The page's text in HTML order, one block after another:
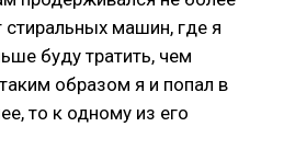
машин, где я
буду тратить, чем
образом я и попал в
то к одному из его